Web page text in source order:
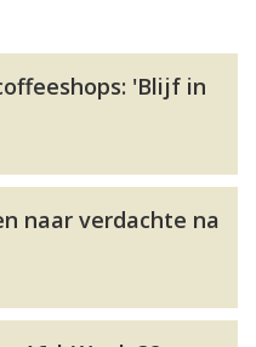
'Blijf in
naar verdachte na